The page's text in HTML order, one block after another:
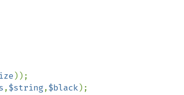
));
,$string,$black);